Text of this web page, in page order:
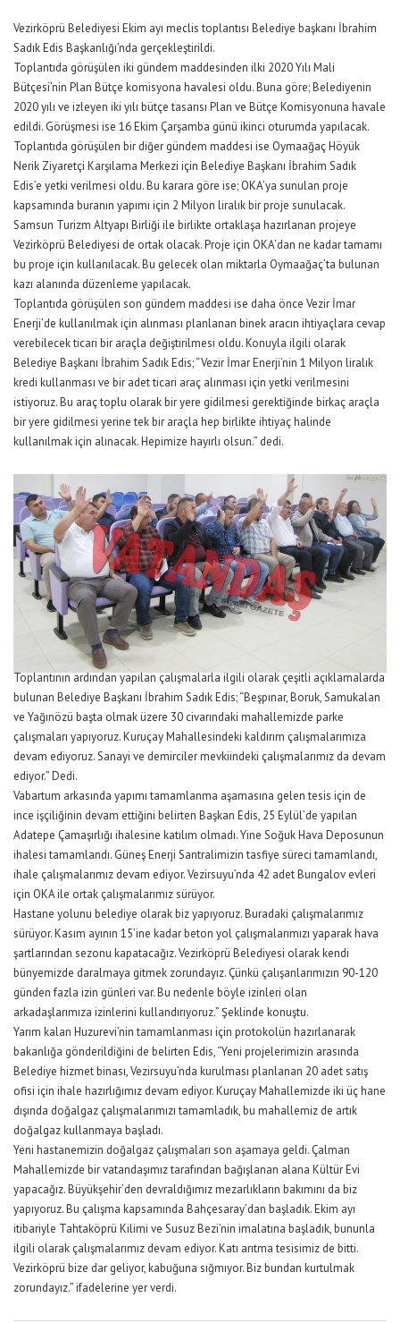
Vezirköprü Belediyesi Ekim ayı meclis toplantısı Belediye başkanı İbrahim
Sadık Edis Başkanlığı’nda gerçekleştirildi.
Toplantıda görüşülen iki gündem maddesinden ilki 2020 Yılı Mali
Bütçesi’nin Plan Bütçe komisyona havalesi oldu. Buna göre; Belediyenin
2020 yılı ve izleyen iki yılı bütçe tasarısı Plan ve Bütçe Komisyonuna havale
edildi. Görüşmesi ise 16 Ekim Çarşamba günü ikinci oturumda yapılacak.
Toplantıda görüşülen bir diğer gündem maddesi ise Oymaağaç Höyük
Nerik Ziyaretçi Karşılama Merkezi için Belediye Başkanı İbrahim Sadık
Edis’e yetki verilmesi oldu. Bu karara göre ise; OKA’ya sunulan proje
kapsamında buranın yapımı için 2 Milyon liralık bir proje sunulacak.
Samsun Turizm Altyapı Birliği ile birlikte ortaklaşa hazırlanan projeye
Vezirköprü Belediyesi de ortak olacak. Proje için OKA’dan ne kadar tamamı
bu proje için kullanılacak. Bu gelecek olan miktarla Oymaağaç’ta bulunan
kazı alanında düzenleme yapılacak.
Toplantıda görüşülen son gündem maddesi ise daha önce Vezir İmar
Enerji’de kullanılmak için alınması planlanan binek aracın ihtiyaçlara cevap
verebilecek ticari bir araçla değiştirilmesi oldu. Konuyla ilgili olarak
Belediye Başkanı İbrahim Sadık Edis; “Vezir İmar Enerji’nin 1 Milyon liralık
kredi kullanması ve bir adet ticari araç alınması için yetki verilmesini
istiyoruz. Bu araç toplu olarak bir yere gidilmesi gerektiğinde birkaç araçla
bir yere gidilmesi yerine tek bir araçla hep birlikte ihtiyaç halinde
kullanılmak için alınacak. Hepimize hayırlı olsun.” dedi.
Toplantının ardından yapılan çalışmalarla ilgili olarak çeşitli açıklamalarda
bulunan Belediye Başkanı İbrahim Sadık Edis; “Beşpınar, Boruk, Samukalan
ve Yağınözü başta olmak üzere 30 civarındaki mahallemizde parke
çalışmaları yapıyoruz. Kuruçay Mahallesindeki kaldırım çalışmalarımıza
devam ediyoruz. Sanayi ve demirciler mevkiindeki çalışmalarımız da devam
ediyor.” Dedi.
Vabartum arkasında yapımı tamamlanma aşamasına gelen tesis için de
ince işçiliğinin devam ettiğini belirten Başkan Edis, 25 Eylül’de yapılan
Adatepe Çamaşırlığı ihalesine katılım olmadı. Yine Soğuk Hava Deposunun
ihalesi tamamlandı. Güneş Enerji Santralimizin tasfiye süreci tamamlandı,
ihale çalışmalarımız devam ediyor. Vezirsuyu’nda 42 adet Bungalov evleri
için OKA ile ortak çalışmalarımız sürüyor.
Hastane yolunu belediye olarak biz yapıyoruz. Buradaki çalışmalarımız
sürüyor. Kasım ayının 15’ine kadar beton yol çalışmalarımızı yaparak hava
şartlarından sezonu kapatacağız. Vezirköprü Belediyesi olarak kendi
bünyemizde daralmaya gitmek zorundayız. Çünkü çalışanlarımızın 90-120
günden fazla izin günleri var. Bu nedenle böyle izinleri olan
arkadaşlarımıza izinlerini kullandırıyoruz.” Şeklinde konuştu.
Yarım kalan Huzurevi’nin tamamlanması için protokolün hazırlanarak
bakanlığa gönderildiğini de belirten Edis, “Yeni projelerimizin arasında
Belediye hizmet binası, Vezirsuyu’nda kurulması planlanan 20 adet satış
ofisi için ihale hazırlığımız devam ediyor. Kuruçay Mahallemizde iki üç hane
dışında doğalgaz çalışmalarımızı tamamladık, bu mahallemiz de artık
doğalgaz kullanmaya başladı.
Yeni hastanemizin doğalgaz çalışmaları son aşamaya geldi. Çalman
Mahallemizde bir vatandaşımız tarafından bağışlanan alana Kültür Evi
yapacağız. Büyükşehir’den devraldığımız mezarlıkların bakımını da biz
yapıyoruz. Bu çalışma kapsamında Bahçesaray’dan başladık. Ekim ayı
itibariyle Tahtaköprü Kilimi ve Susuz Bezi’nin imalatına başladık, bununla
ilgili olarak çalışmalarımız devam ediyor. Katı arıtma tesisimiz de bitti.
Vezirköprü bize dar geliyor, kabuğuna sığmıyor. Biz bundan kurtulmak
zorundayız.” ifadelerine yer verdi.